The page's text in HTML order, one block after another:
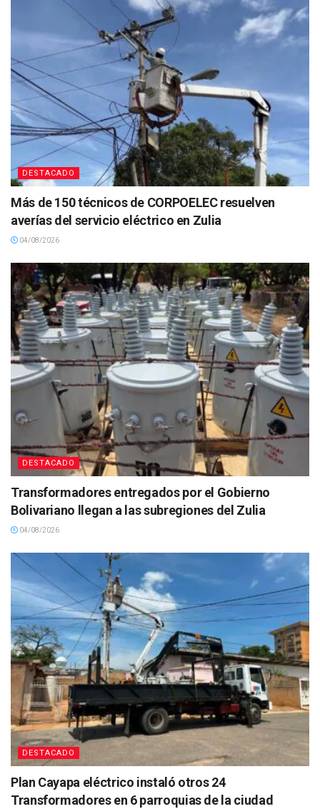
DESTACADO
Más de 150 técnicos de CORPOELEC resuelven
averías del servicio eléctrico en Zulia
04/08/2026
DESTACADO
Transformadores entregados por el Gobierno
Bolivariano llegan a las subregiones del Zulia
04/08/2026
DESTACADO
Plan Cayapa eléctrico instaló otros 24
Transformadores en 6 parroquias de la ciudad